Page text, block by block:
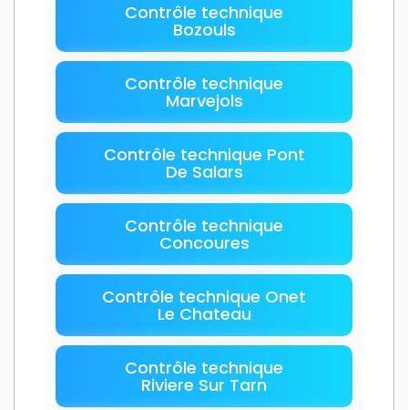
Contrôle technique
Bozouls
Contrôle technique
Marvejols
Contrôle technique Pont
De Salars
Contrôle technique
Concoures
Contrôle technique Onet
Le Chateau
Contrôle technique
Riviere Sur Tarn